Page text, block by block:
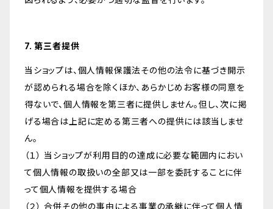
7. 第三者提供
当ショップは、個人情報保護法その他の法令に基づき開示
が認められる場合を除くほか、あらかじめお客様の同意を
得ないで、個人情報を第三者に提供しません。但し、次に掲
げる場合は上記に定める第三者への提供には該当しませ
ん。
（１） 当ショップが利用目的の達成に必要な範囲内におい
て個人情報の取扱いの全部又は一部を委託することに伴
って個人情報を提供する場合
（２） 合併その他の事由による事業の承継に伴って個人情